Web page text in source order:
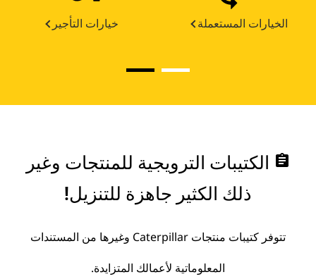
خيارات التأجير الخيارات المستعملة
assignment الكتيبات الترويجية للمنتجات وغير
ذلك الكثير جاهزة للتنزيل!
تتوفر كتيبات منتجات Caterpillar وغيرها من المستندات
المعلوماتية لأعمالك المتزايدة.